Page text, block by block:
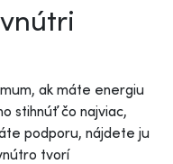
ak máte energiu
stihnúť čo najviac,
podporu, nájdete ju
tvorí